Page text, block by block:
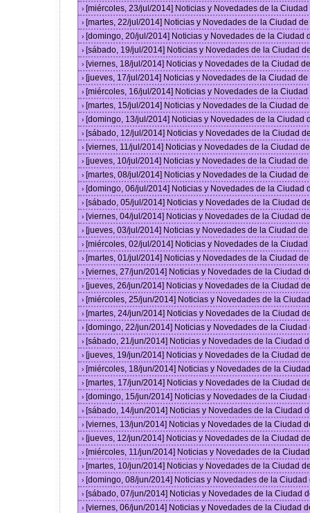
› [miércoles, 23/jul/2014] Noticias y Novedades de la
› [martes, 22/jul/2014] Noticias y Novedades de la Ciudad
› [domingo, 20/jul/2014] Noticias y Novedades de la Ciudad
› [sábado, 19/jul/2014] Noticias y Novedades de la Ciudad
› [viernes, 18/jul/2014] Noticias y Novedades de la Ciudad
› [jueves, 17/jul/2014] Noticias y Novedades de la Ciudad
› [miércoles, 16/jul/2014] Noticias y Novedades de la
› [martes, 15/jul/2014] Noticias y Novedades de la Ciudad
› [domingo, 13/jul/2014] Noticias y Novedades de la Ciudad
› [sábado, 12/jul/2014] Noticias y Novedades de la Ciudad
› [viernes, 11/jul/2014] Noticias y Novedades de la Ciudad
› [jueves, 10/jul/2014] Noticias y Novedades de la Ciudad
› [martes, 08/jul/2014] Noticias y Novedades de la Ciudad
› [domingo, 06/jul/2014] Noticias y Novedades de la Ciudad
› [sábado, 05/jul/2014] Noticias y Novedades de la Ciudad
› [viernes, 04/jul/2014] Noticias y Novedades de la Ciudad
› [jueves, 03/jul/2014] Noticias y Novedades de la Ciudad
› [miércoles, 02/jul/2014] Noticias y Novedades de la
› [martes, 01/jul/2014] Noticias y Novedades de la Ciudad
› [viernes, 27/jun/2014] Noticias y Novedades de la Ciudad
› [jueves, 26/jun/2014] Noticias y Novedades de la Ciudad
› [miércoles, 25/jun/2014] Noticias y Novedades de la
› [martes, 24/jun/2014] Noticias y Novedades de la Ciudad
› [domingo, 22/jun/2014] Noticias y Novedades de la
› [sábado, 21/jun/2014] Noticias y Novedades de la Ciudad
› [jueves, 19/jun/2014] Noticias y Novedades de la Ciudad
› [miércoles, 18/jun/2014] Noticias y Novedades de la
› [martes, 17/jun/2014] Noticias y Novedades de la Ciudad
› [domingo, 15/jun/2014] Noticias y Novedades de la
› [sábado, 14/jun/2014] Noticias y Novedades de la Ciudad
› [viernes, 13/jun/2014] Noticias y Novedades de la Ciudad
› [jueves, 12/jun/2014] Noticias y Novedades de la Ciudad
› [miércoles, 11/jun/2014] Noticias y Novedades de la
› [martes, 10/jun/2014] Noticias y Novedades de la Ciudad
› [domingo, 08/jun/2014] Noticias y Novedades de la
› [sábado, 07/jun/2014] Noticias y Novedades de la Ciudad
› [viernes, 06/jun/2014] Noticias y Novedades de la Ciudad